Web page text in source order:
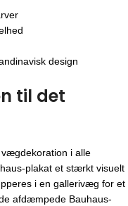
design
til det
i alle
plakat et stærkt visuelt
i en gallerivæg for et
afdæmpede Bauhaus-